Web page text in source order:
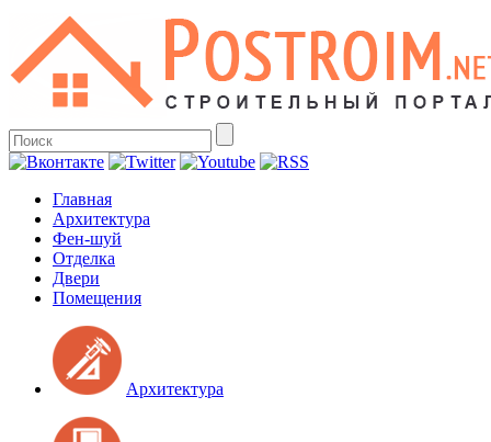
Главная
Архитектура
Фен-шуй
Отделка
Двери
Помещения
Архитектура